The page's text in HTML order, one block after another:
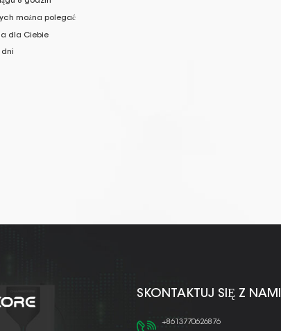
można polegać
dla Ciebie
dni
SKONTAKTUJ SIĘ Z NAMI
+8613770626876